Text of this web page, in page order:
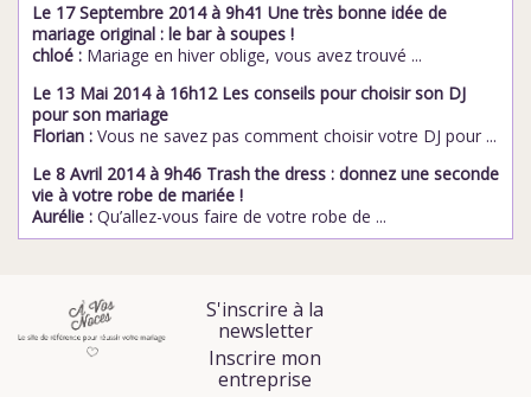
Le 17 Septembre 2014 à 9h41 Une très bonne idée de
mariage original : le bar à soupes !
chloé : Mariage en hiver oblige, vous avez trouvé ...
Le 13 Mai 2014 à 16h12 Les conseils pour choisir son DJ
pour son mariage
Florian : Vous ne savez pas comment choisir votre DJ pour ...
Le 8 Avril 2014 à 9h46 Trash the dress : donnez une seconde
vie à votre robe de mariée !
Aurélie : Qu’allez-vous faire de votre robe de ...
S'inscrire à la
newsletter
Inscrire mon
entreprise